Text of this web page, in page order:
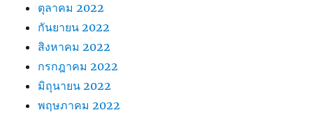
ตุลาคม 2022
กันยายน 2022
สิงหาคม 2022
กรกฎาคม 2022
มิถุนายน 2022
พฤษภาคม 2022